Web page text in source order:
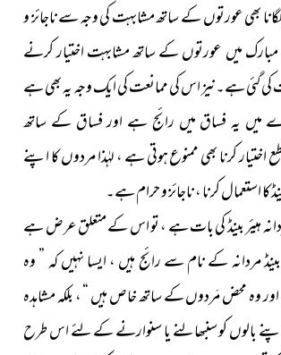
لگانا بھی عورتوں کے ساتھ مشابہت کی وجہ سے ناجائز و
میں عورتوں کے ساتھ مشابہت اختیار کرنے
گئی ہے۔نیز اس کی ممانعت کی ایک وجہ یہ بھی ہے
یہ فساق میں رائج ہے اور فساق کے ساتھ
کرنا بھی ممنوع ہوتی ہے ، لہٰذا مردوں کا اپنے
کا استعمال کرنا ، ناجائز و حرام ہے۔
ہیئر بینڈ کی بات ہے ، تو اس کے متعلق عرض ہے
مردانہ کے نام سے رائج ہیں ، ایسا نہیں کہ ” وہ
وہ محض مَردوں کے ساتھ خاص ہیں “ ، بلکہ مشاہدہ
بالوں کو سنبھالنے یا سنوارنے کے لئے اس طرح